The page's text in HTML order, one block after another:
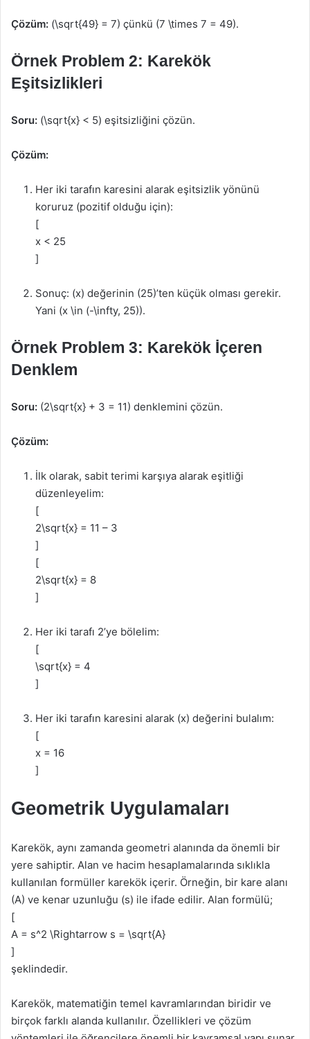
Çözüm: (\sqrt{49} = 7) çünkü (7 \times 7 = 49).
Örnek Problem 2: Karekök
Eşitsizlikleri
Soru: (\sqrt{x} < 5) eşitsizliğini çözün.
Çözüm:
Her iki tarafın karesini alarak eşitsizlik yönünü
koruruz (pozitif olduğu için):
[
x < 25
]
Sonuç: (x) değerinin (25)’ten küçük olması gerekir.
Yani (x \in (-\infty, 25)).
Örnek Problem 3: Karekök İçeren
Denklem
Soru: (2\sqrt{x} + 3 = 11) denklemini çözün.
Çözüm:
İlk olarak, sabit terimi karşıya alarak eşitliği
düzenleyelim:
[
2\sqrt{x} = 11 – 3
]
[
2\sqrt{x} = 8
]
Her iki tarafı 2’ye bölelim:
[
\sqrt{x} = 4
]
Her iki tarafın karesini alarak (x) değerini bulalım:
[
x = 16
]
Geometrik Uygulamaları
Karekök, aynı zamanda geometri alanında da önemli bir
yere sahiptir. Alan ve hacim hesaplamalarında sıklıkla
kullanılan formüller karekök içerir. Örneğin, bir kare alanı
(A) ve kenar uzunluğu (s) ile ifade edilir. Alan formülü;
[
A = s^2 \Rightarrow s = \sqrt{A}
]
şeklindedir.
Karekök, matematiğin temel kavramlarından biridir ve
birçok farklı alanda kullanılır. Özellikleri ve çözüm